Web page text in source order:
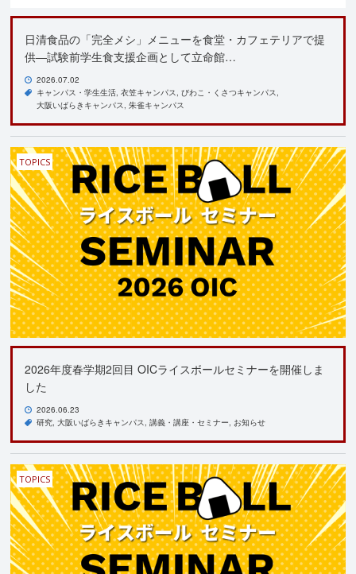
日清食品の「完全メシ」メニューを食堂・カフェテリアで提
供―試験前学生食支援企画として立命館…
2026.07.02
キャンパス・学生生活 衣笠キャンパス びわこ・くさつキャンパス
大阪いばらきキャンパス 朱雀キャンパス
TOPICS
2026年度春学期2回目 OICライスボールセミナーを開催しま
した
2026.06.23
研究 大阪いばらきキャンパス 講義・講座・セミナー お知らせ
TOPICS